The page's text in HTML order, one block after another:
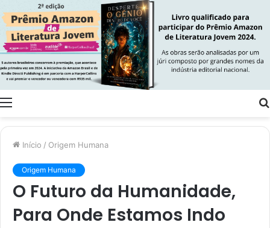
Menu
Início / Origem Humana
Origem Humana
O Futuro da Humanidade,
Para Onde Estamos Indo